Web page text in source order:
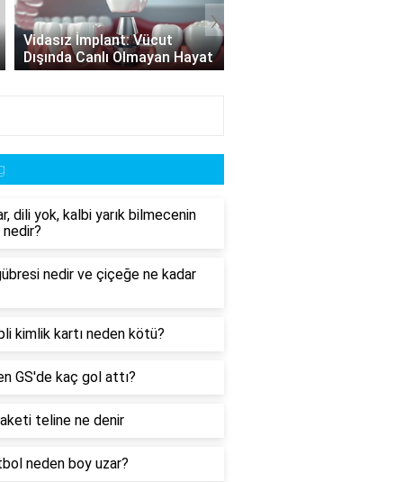
Vidasız İmplant: Vücut
Dışında Canlı Olmayan Hayat
›
dili yok, kalbi yarık bilmecenin
nedir?
nedir ve çiçeğe ne kadar
kimlik kartı neden kötü?
GS'de kaç gol attı?
teline ne denir
neden boy uzar?